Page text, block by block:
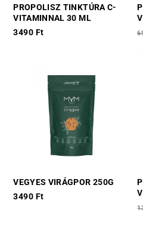
PROPOLISZ TINKTÚRA C-
VITAMINNAL 30 ML
3490 Ft
VEGYES VIRÁGPOR 250G
3490 Ft